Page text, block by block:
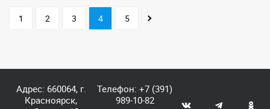
1 2 3 4 5
Адрес: 660064, г.
Красноярск,
Телефон:+7 (391)
989-10-82